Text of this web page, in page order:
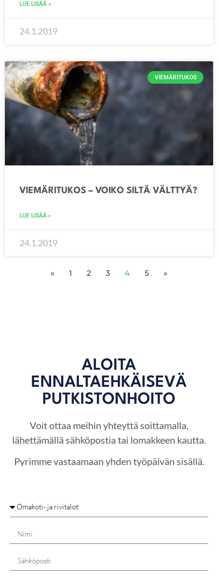
LUE LISÄÄ »
24.1.2019
VIEMÄRITUKOS
VIEMÄRITUKOS – VOIKO SILTÄ VÄLTTYÄ?
LUE LISÄÄ »
24.1.2019
« 1 2 3 4 5 »
ALOITA
ENNALTAEHKÄISEVÄ
PUTKISTONHOITO
Voit ottaa meihin yhteyttä soittamalla,
lähettämällä sähköpostia tai lomakkeen kautta.
Pyrimme vastaamaan yhden työpäivän sisällä.